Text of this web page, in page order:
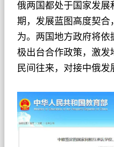
俄两国都处于国家发展
期，发展蓝图高度契合
为。两国地方政府将依
极出台合作政策，激发
民间往来，对接中俄发